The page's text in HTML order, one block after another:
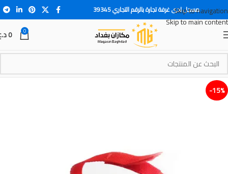
Skip to navigation
Skip to main content
مسجل لدى غرفة تجارة بالرقم التجاري 39345
0
0
15%-